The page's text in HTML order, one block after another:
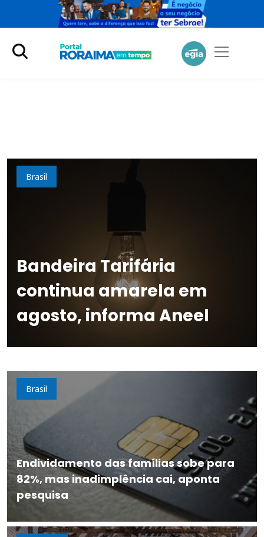
Brasil
Bandeira Tarifária
continua amarela em
agosto, informa Aneel
Brasil
Endividamento das famílias sobe para
82%, mas inadimplência cai, aponta
pesquisa